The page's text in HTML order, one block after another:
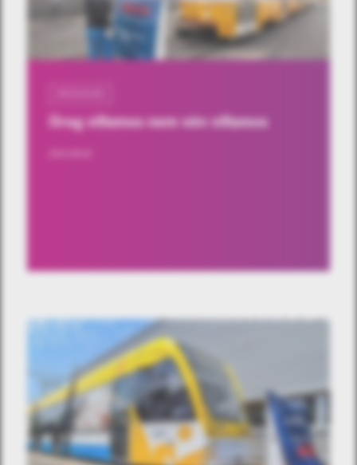
Öreg villamos nem vén villamos